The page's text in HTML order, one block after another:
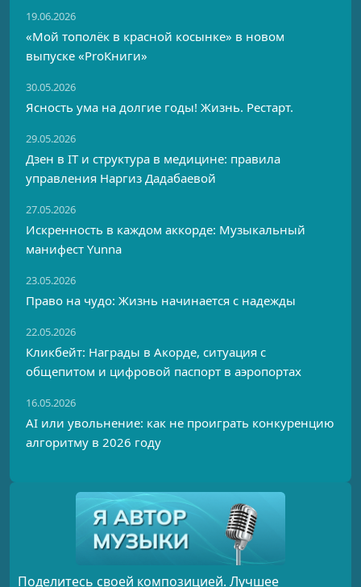
Поделитесь своей композицией. Лучшее
19.06.2026
«Мой тополёк в красной косынке» в новом
выпуске «ProКниги»
30.05.2026
Ясность ума на долгие годы! Жизнь. Рестарт.
29.05.2026
Дзен в IT и структура в медицине: правила
управления Наргиз Дадабаевой
27.05.2026
Искренность в каждом аккорде: Музыкальный
манифест Yunna
23.05.2026
Право на чудо: Жизнь начинается с надежды
22.05.2026
Кликбейт: Награды в Акорде, ситуация с
общепитом и цифровой паспорт в аэропортах
16.05.2026
AI или увольнение: как не проиграть конкуренцию
алгоритму в 2026 году